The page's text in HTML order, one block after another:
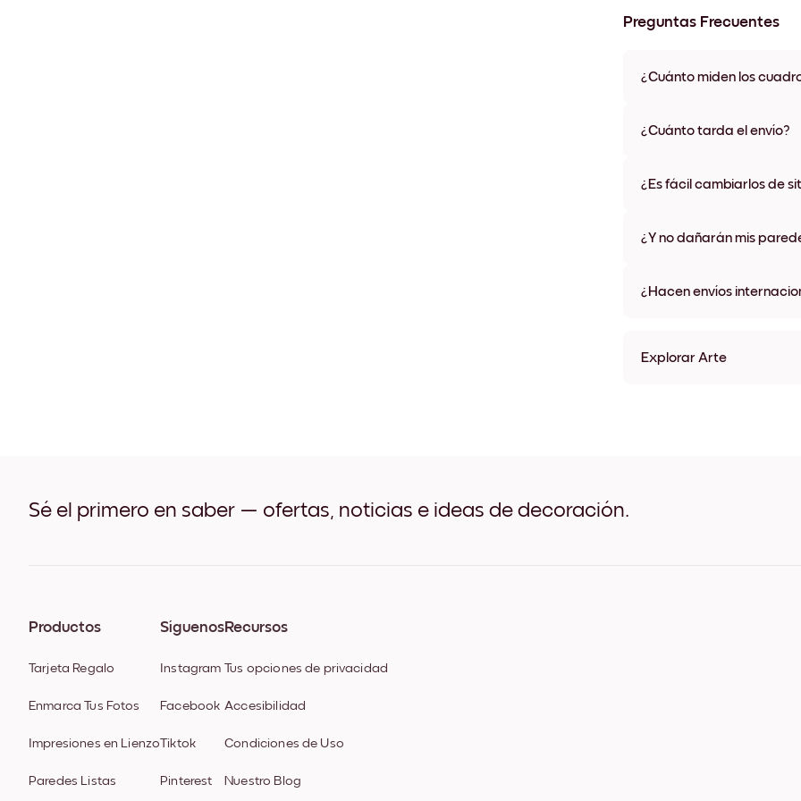
Preguntas Frecuentes
¿Cuánto miden los
materiales y colores de
¿Cuánto tarda el envío?
algunos países. Te
¿Es fácil cambiarlos de
¿Y no dañarán mis
¿Hacen envíos
Explorar Arte
Sé el primero en saber — ofertas, noticias e ideas de decoración.
Productos
Tarjeta Regalo
Enmarca Tus Fotos
Impresiones en Lienzo
Paredes Listas
Síguenos
Instagram
Facebook
Tiktok
Pinterest
Recursos
Tus opciones de privacidad
Accesibilidad
Condiciones de Uso
Nuestro Blog